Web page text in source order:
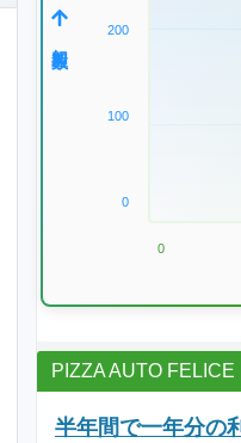
200
100
0
0
PIZZA AUTO FELICE
半年間で一年分の